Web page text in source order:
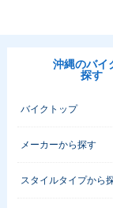
沖縄のバイ
探す
バイクトップ
メーカーから探す
スタイルタイプから